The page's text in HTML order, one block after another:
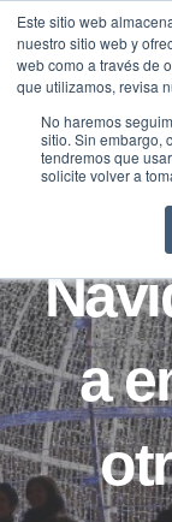
Este sitio web
nuestro sitio web y
web como a través de
que utilizamos, revisa
No haremos
sitio. Sin embargo,
tendremos que
solicite volver a
Saltar
contenido
a